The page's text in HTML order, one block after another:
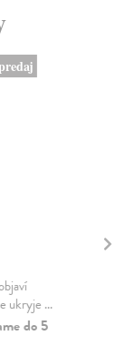
ukryje ...
do 5